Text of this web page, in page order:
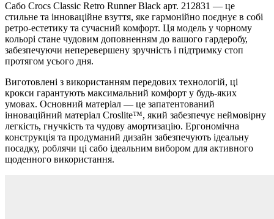
Сабо Crocs Classic Retro Runner Black арт. 212831 — це
стильне та інноваційне взуття, яке гармонійно поєднує в собі
ретро-естетику та сучасний комфорт. Ця модель у чорному
кольорі стане чудовим доповненням до вашого гардеробу,
забезпечуючи неперевершену зручність і підтримку стоп
протягом усього дня.
Виготовлені з використанням передових технологій, ці
крокси гарантують максимальний комфорт у будь-яких
умовах. Основний матеріал — це запатентований
інноваційний матеріал Croslite™, який забезпечує неймовірну
легкість, гнучкість та чудову амортизацію. Ергономічна
конструкція та продуманий дизайн забезпечують ідеальну
посадку, роблячи ці сабо ідеальним вибором для активного
щоденного використання.